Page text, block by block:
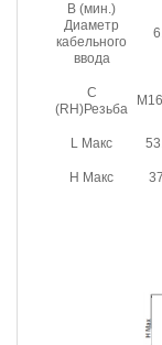
B (мин.)
Диаметр
кабельного
ввода
C
(RH)Резьба
L Макс
H Макс